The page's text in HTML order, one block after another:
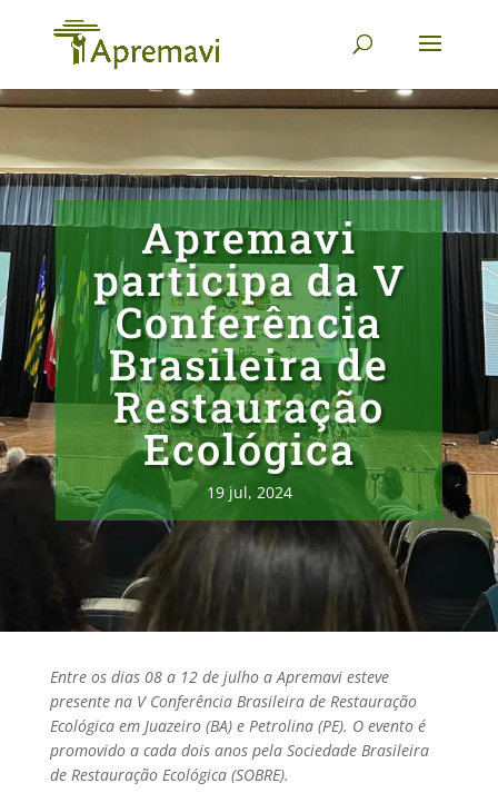
Apremavi
participa da V
Conferência
Brasileira de
Restauração
Ecológica
19 jul, 2024
Entre os dias 08 a 12 de julho a Apremavi esteve
presente na V Conferência Brasileira de Restauração
Ecológica em Juazeiro (BA) e Petrolina (PE). O evento é
promovido a cada dois anos pela Sociedade Brasileira
de Restauração Ecológica (SOBRE).